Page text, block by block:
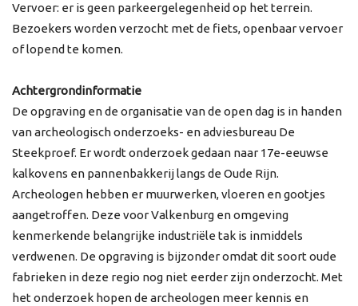
Vervoer: er is geen parkeergelegenheid op het terrein.
Bezoekers worden verzocht met de fiets, openbaar vervoer
of lopend te komen.
Achtergrondinformatie
De opgraving en de organisatie van de open dag is in handen
van archeologisch onderzoeks- en adviesbureau De
Steekproef. Er wordt onderzoek gedaan naar 17e-eeuwse
kalkovens en pannenbakkerij langs de Oude Rijn.
Archeologen hebben er muurwerken, vloeren en gootjes
aangetroffen. Deze voor Valkenburg en omgeving
kenmerkende belangrijke industriële tak is inmiddels
verdwenen. De opgraving is bijzonder omdat dit soort oude
fabrieken in deze regio nog niet eerder zijn onderzocht. Met
het onderzoek hopen de archeologen meer kennis en